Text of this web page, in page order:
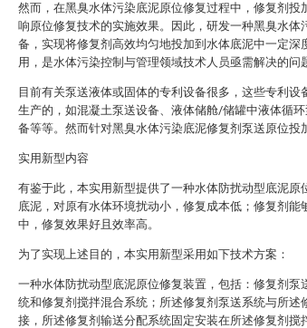
然而，在黑臭水体污染底泥原位修复过程中，修复剂投
响原位修复技术的实施效果。因此，研发一种黑臭水体
备，实现将修复剂高效均匀地投加到水体底泥中一定深
用，是水体污染控制与管理领域技术人员亟需解决的问
目前有关泵送液体或固体的专利设备很多，这些专利设
生产的，如混凝土泵送设备、液体储舱/储罐中液体循
备等等。然而针对黑臭水体污染底泥修复剂泵送原位投
实用新型内容
有鉴于此，本实用新型提供了一种水体防扰动型底泥原
底泥，对原有水体环境扰动小，修复成本低；修复剂能
中，修复效果好且效率高。
为了实现上述目的，本实用新型采用如下技术方案：
一种水体防扰动型底泥原位修复装置，包括：修复剂泵
统和修复剂搅拌混合系统；所述修复剂泵送系统与所述
接，所述修复剂输送分配系统固定安装在所述修复剂搅